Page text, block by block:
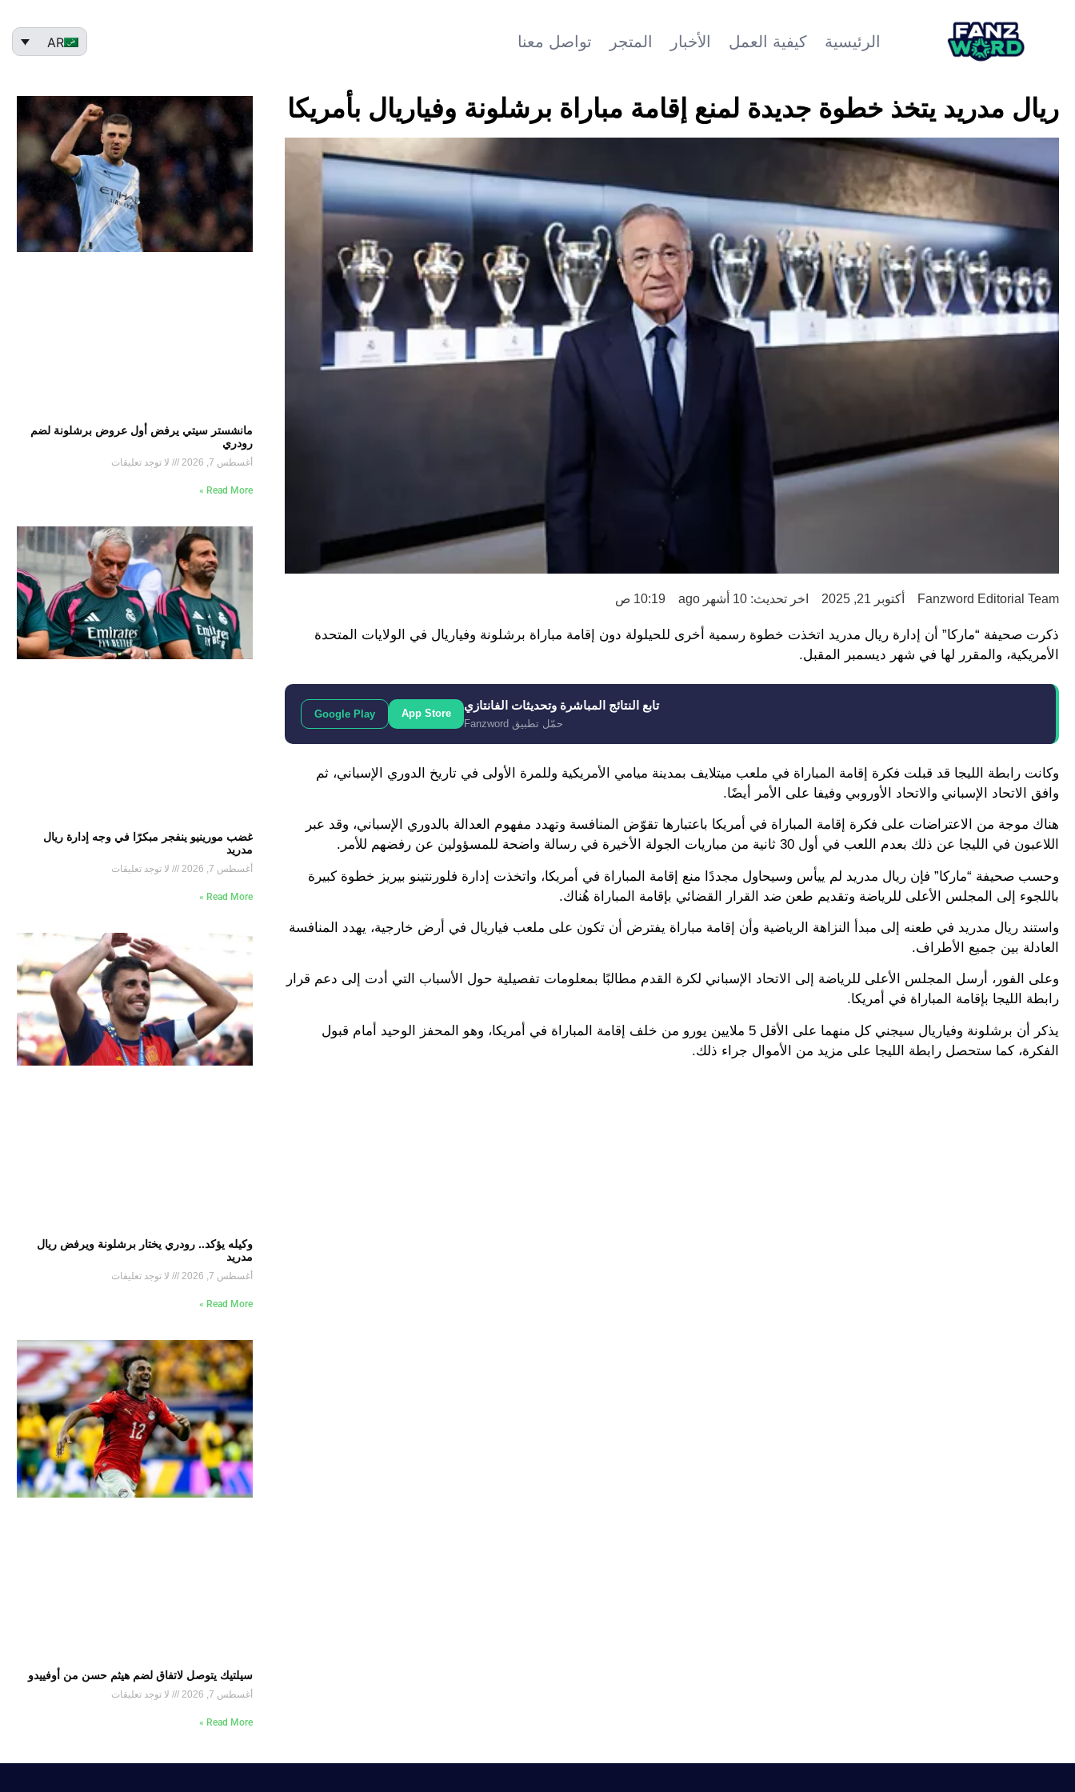
الرئيسية كيفية العمل الأخبار المتجر تواصل معنا AR
ريال مدريد يتخذ خطوة جديدة لمنع إقامة مباراة برشلونة وفياريال بأمريكا
Fanzword Editorial Team أكتوبر 21, 2025 اخر تحديث: 10 أشهر ago 10:19 ص
ذكرت صحيفة “ماركا” أن إدارة ريال مدريد اتخذت خطوة رسمية أخرى للحيلولة دون إقامة مباراة برشلونة وفياريال في الولايات المتحدة
الأمريكية، والمقرر لها في شهر ديسمبر المقبل.
تابع النتائج المباشرة وتحديثات الفانتازي
حمّل تطبيق Fanzword
App Store
Google Play
وكانت رابطة الليجا قد قبلت فكرة إقامة المباراة في ملعب ميتلايف بمدينة ميامي الأمريكية وللمرة الأولى في تاريخ الدوري الإسباني، ثم
وافق الاتحاد الإسباني والاتحاد الأوروبي وفيفا على الأمر أيضًا.
هناك موجة من الاعتراضات على فكرة إقامة المباراة في أمريكا باعتبارها تقوّض المنافسة وتهدد مفهوم العدالة بالدوري الإسباني، وقد عبر
اللاعبون في الليجا عن ذلك بعدم اللعب في أول 30 ثانية من مباريات الجولة الأخيرة في رسالة واضحة للمسؤولين عن رفضهم للأمر.
وحسب صحيفة “ماركا” فإن ريال مدريد لم ييأس وسيحاول مجددًا منع إقامة المباراة في أمريكا، واتخذت إدارة فلورنتينو بيريز خطوة كبيرة
باللجوء إلى المجلس الأعلى للرياضة وتقديم طعن ضد القرار القضائي بإقامة المباراة هُناك.
واستند ريال مدريد في طعنه إلى مبدأ النزاهة الرياضية وأن إقامة مباراة يفترض أن تكون على ملعب فياريال في أرض خارجية، يهدد المنافسة
العادلة بين جميع الأطراف.
وعلى الفور، أرسل المجلس الأعلى للرياضة إلى الاتحاد الإسباني لكرة القدم مطالبًا بمعلومات تفصيلية حول الأسباب التي أدت إلى دعم قرار
رابطة الليجا بإقامة المباراة في أمريكا.
يذكر أن برشلونة وفياريال سيجني كل منهما على الأقل 5 ملايين يورو من خلف إقامة المباراة في أمريكا، وهو المحفز الوحيد أمام قبول
الفكرة، كما ستحصل رابطة الليجا على مزيد من الأموال جراء ذلك.
مانشستر سيتي يرفض أول عروض برشلونة لضم
رودري
أغسطس 7, 2026 لا توجد تعليقات
Read More »
غضب مورينيو ينفجر مبكرًا في وجه إدارة ريال
مدريد
أغسطس 7, 2026 لا توجد تعليقات
Read More »
وكيله يؤكد.. رودري يختار برشلونة ويرفض ريال
مدريد
أغسطس 7, 2026 لا توجد تعليقات
Read More »
سيلتيك يتوصل لاتفاق لضم هيثم حسن من أوفييدو
أغسطس 7, 2026 لا توجد تعليقات
Read More »